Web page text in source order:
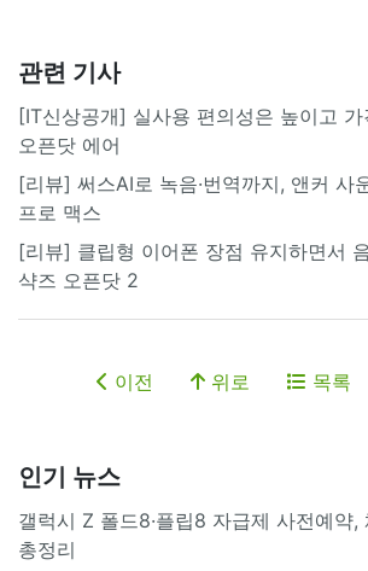
관련 기사
[IT신상공개] 실사용 편의성은 높이고
오픈닷 에어
[리뷰] 써스AI로 녹음·번역까지, 앤커 사
프로 맥스
[리뷰] 클립형 이어폰 장점 유지하면서
샥즈 오픈닷 2
이전 위로 목록
인기 뉴스
갤럭시 Z 폴드8·플립8 자급제 사전예약,
총정리